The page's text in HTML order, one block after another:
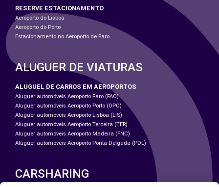
RESERVE ESTACIONAMENTO
Aeroporto do Lisboa
Aeroporto do Porto
Estacionamento no Aeroporto de Faro
ALUGUER DE VIATURAS
ALUGUEL DE CARROS EM AEROPORTOS
Aluguer automóveis Aeroporto Faro (FAO)
Aluguer automóveis Aeroporto Porto (OPO)
Aluguer automóveis Aeroporto Lisboa (LIS)
Aluguer automóveis Aeroporto Terceira (TER)
Aluguer automóveis Aeroporto Madeira (FNC)
Aluguer automóveis Aeroporto Ponta Delgada (PDL)
CARSHARING